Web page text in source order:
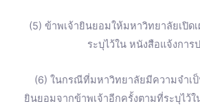
(5) ข้าพเจ้ายินยอมให้มหาวิทยาลัยเปิ
ระบุไว้ใน หนังสือแจ้งกา
(6) ในกรณีที่มหาวิทยาลัยมีความจำเ
ยินยอมจากข้าพเจ้าอีกครั้งตามที่ระบุไว้